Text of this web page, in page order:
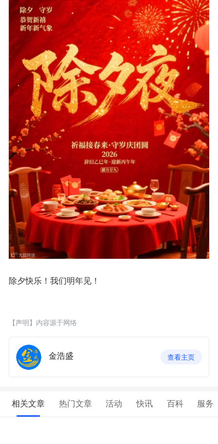
除夕快乐！我们明年见！
【声明】内容源于网络
金浩盛 查看主页
相关文章 热门文章 活动 快讯 百科 服务